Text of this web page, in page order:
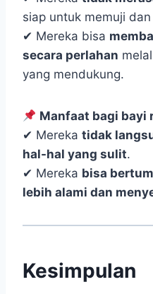
siap untuk memuji
✔ Mereka bisa
secara perlahan
yang mendukung.
Manfaat bagi bayi
✔ Mereka tidak
hal-hal yang sulit.
✔ Mereka bisa
lebih alami dan
Kesimpulan